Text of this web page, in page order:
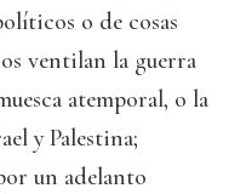
o de cosas
ventilan la guerra
atemporal, o la
y Palestina;
un adelanto